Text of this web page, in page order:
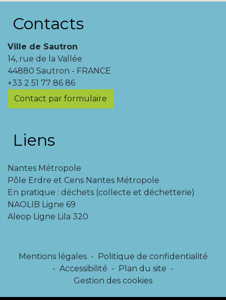
Contacts
Ville de Sautron
14, rue de la Vallée
44880 Sautron - FRANCE
+33 2 51 77 86 86
Contact par formulaire
Liens
Nantes Métropole
Pôle Erdre et Cens Nantes Métropole
En pratique : déchets (collecte et déchetterie)
NAOLIB Ligne 69
Aleop Ligne Lila 320
Mentions légales - Politique de confidentialité
- Accessibilité - Plan du site -
Gestion des cookies